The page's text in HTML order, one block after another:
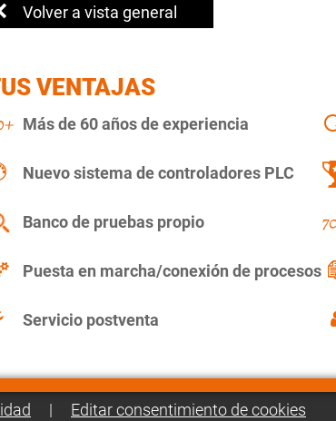
Volver a vista general
VENTAJAS
Más de 60 años de experiencia
Nuevo sistema de controladores PLC
Banco de pruebas propio
Puesta en marcha/conexión de procesos
Servicio postventa
| Editar consentimiento de cookies